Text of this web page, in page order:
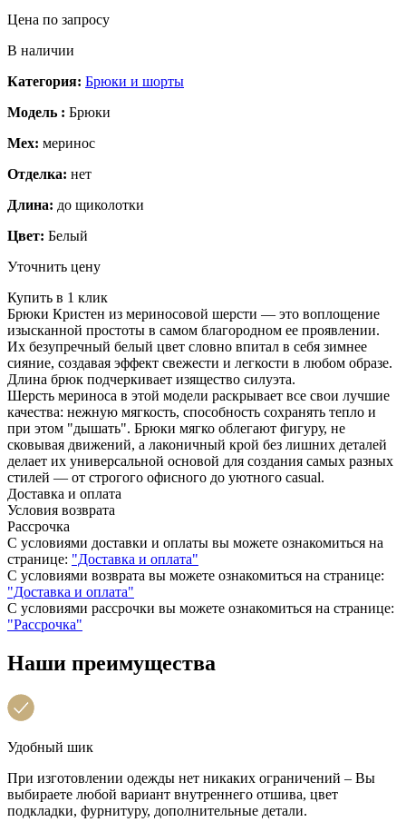
Цена по запросу
В наличии
Категория: Брюки и шорты
Модель : Брюки
Мех: меринос
Отделка: нет
Длина: до щиколотки
Цвет: Белый
Уточнить цену
Купить в 1 клик
Брюки Кристен из мериносовой шерсти — это воплощение
изысканной простоты в самом благородном ее проявлении.
Их безупречный белый цвет словно впитал в себя зимнее
сияние, создавая эффект свежести и легкости в любом образе.
Длина брюк подчеркивает изящество силуэта.
Шерсть мериноса в этой модели раскрывает все свои лучшие
качества: нежную мягкость, способность сохранять тепло и
при этом "дышать". Брюки мягко облегают фигуру, не
сковывая движений, а лаконичный крой без лишних деталей
делает их универсальной основой для создания самых разных
стилей — от строгого офисного до уютного casual.
Доставка и оплата
Условия возврата
Рассрочка
С условиями доставки и оплаты вы можете ознакомиться на
странице: "Доставка и оплата"
С условиями возврата вы можете ознакомиться на странице:
"Доставка и оплата"
С условиями рассрочки вы можете ознакомиться на странице:
"Рассрочка"
Наши преимущества
Удобный шик
При изготовлении одежды нет никаких ограничений – Вы
выбираете любой вариант внутреннего отшива, цвет
подкладки, фурнитуру, дополнительные детали.